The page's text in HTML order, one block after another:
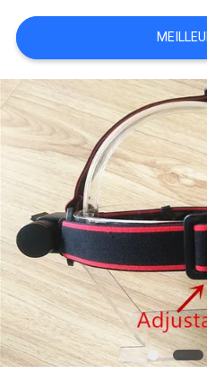
NOUS
CONTACTER
NOUVELLES
AFFAIRES
PLAN
DU
SITE